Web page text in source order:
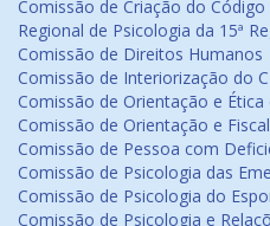
Comissão de Criação do
Regional de Psicologia da 15ª
Comissão de Direitos Humanos
Comissão de Interiorização do
Comissão de Orientação e Ética
Comissão de Orientação e
Comissão de Pessoa com
Comissão de Psicologia das
Comissão de Psicologia do
Comissão de Psicologia e